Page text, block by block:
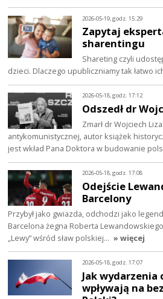
2026-05-19, godz. 15:29
Zapytaj
sharentingu
Shareting czyli
dzieci. Dlaczego upubliczniamy tak łatwo
2026-05-18, godz. 17:12
Odszedł dr
Zmarł dr Wojciech
antykomunistycznej, autor książek
jest wkład Pana Doktora w budowanie
2026-05-18, godz. 17:08
Odejście
Barcelony
Przybył jako gwiazda, odchodzi jako
Barcelona żegna Roberta
„Lewy” wśród sław polskiej… » więcej
2026-05-18, godz. 17:07
Jak
wpływają na